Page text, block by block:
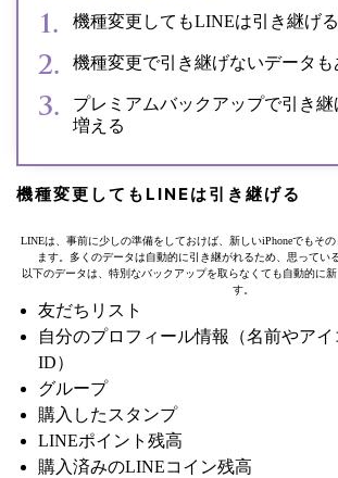
機種変更してもLINEは引き継げる
機種変更で引き継げないデータも
プレミアムバックアップで引き
増える
機種変更してもLINEは引き継げる
LINEは、事前に少しの準備をしておけば、新しいiPhoneでもそ
ます。多くのデータは自動的に引き継がれるため、思ってい
以下のデータは、特別なバックアップを取らなくても自動的に
す。
友だちリスト
自分のプロフィール情報（名前やア
ID）
グループ
購入したスタンプ
LINEポイント残高
購入済みのLINEコイン残高